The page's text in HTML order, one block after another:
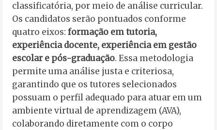
classificatória, por meio de análise curricular.
Os candidatos serão pontuados conforme
quatro eixos:formação em tutoria,
experiência docente, experiência em gestão
escolar e pós-graduação. Essa metodologia
permite uma análise justa e criteriosa,
garantindo que os tutores selecionados
possuam o perfil adequado para atuar em um
ambiente virtual de aprendizagem (AVA),
colaborando diretamente com o corpo